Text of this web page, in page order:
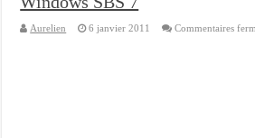
Aurelien 6 janvier 2011 Commentaires